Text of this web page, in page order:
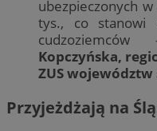
ubezpieczonych
tys., co stanowi
Kopczyńska,
ZUS województw
Przyjeżdżają na